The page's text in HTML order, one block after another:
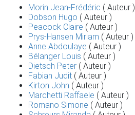
Morin Jean‐Frédéric ( Auteur )
Dobson Hugo ( Auteur )
Peacock Claire ( Auteur )
Prys‐Hansen Miriam ( Auteur )
Anne Abdoulaye ( Auteur )
Bélanger Louis ( Auteur )
Dietsch Peter ( Auteur )
Fabian Judit ( Auteur )
Kirton John ( Auteur )
Marchetti Raffaele ( Auteur )
Romano Simone ( Auteur )